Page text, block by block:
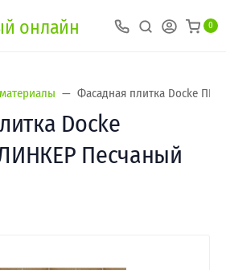
онлайн 0
Фасадная плитка Docke
Docke
Песчаный